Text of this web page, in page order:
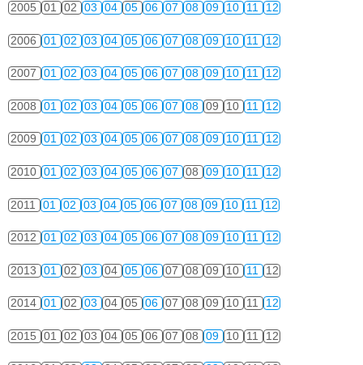
2005 01 02 03 04 05 06 07 08 09 10 11 12
2006 01 02 03 04 05 06 07 08 09 10 11 12
2007 01 02 03 04 05 06 07 08 09 10 11 12
2008 01 02 03 04 05 06 07 08 09 10 11 12
2009 01 02 03 04 05 06 07 08 09 10 11 12
2010 01 02 03 04 05 06 07 08 09 10 11 12
2011 01 02 03 04 05 06 07 08 09 10 11 12
2012 01 02 03 04 05 06 07 08 09 10 11 12
2013 01 02 03 04 05 06 07 08 09 10 11 12
2014 01 02 03 04 05 06 07 08 09 10 11 12
2015 01 02 03 04 05 06 07 08 09 10 11 12